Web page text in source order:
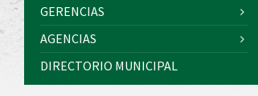
GERENCIAS
AGENCIAS
DIRECTORIO MUNICIPAL